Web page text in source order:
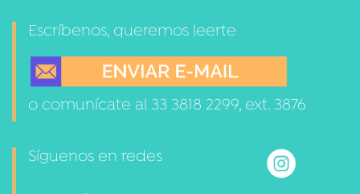
Escríbenos, queremos leerte
o comunícate al 33 3818 2299, ext. 3876
Síguenos en redes